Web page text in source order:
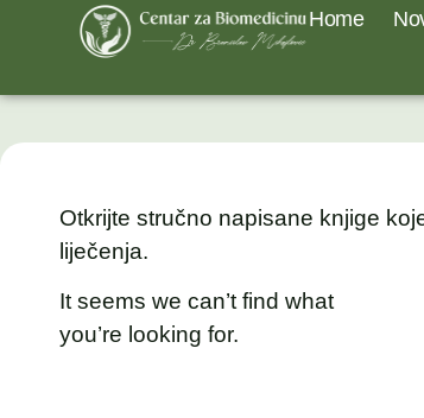
Home
Otkrijte stručno napisane knjige
liječenja.
It seems we can’t find what
you’re looking for.